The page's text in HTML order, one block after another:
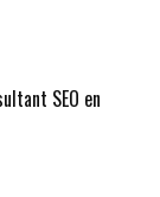
SEO en